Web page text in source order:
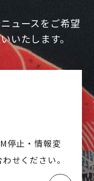
ュースをご希望
いたします。
停止・情報変
せください。